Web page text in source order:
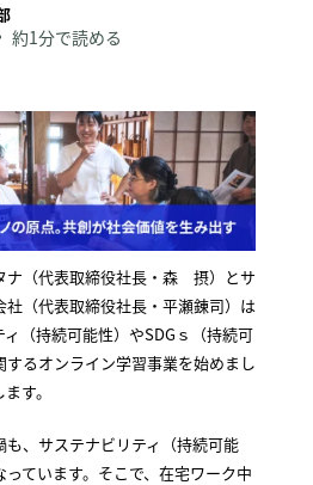
約1分で読める
ナ（代表取締役社長・森 摂）とサ
社（代表取締役社長・平瀬錬司）は
（持続可能性）やSDGｓ（持続可
るオンライン学習事業を始めまし
す。
、サステナビリティ（持続可能
ています。そこで、在宅ワーク中